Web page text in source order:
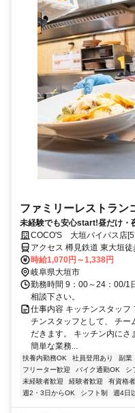
ファミリーレストラン
未経験でも安心start!昼だけ・
制度あり♪
COCO'S 大垣バイパス店
アクセス 樽見鉄道 東大垣
分、ＪＲ東海道本線 大垣北
時給1,070円～1,338円
岐阜県大垣市
勤務時間 9：00～24：00/1
相談下さい。
仕事内容 キッチンスタッフ
チンスタッフとして、 チー
だきます。 キッチン内にさ
簡単な業務...
扶養内勤務OK 社員登用あり 副業
フリーター歓迎
バイク通勤OK シ
未経験者歓迎
経験者歓迎 有資格
週2・3日からOK
シフト制 週4日